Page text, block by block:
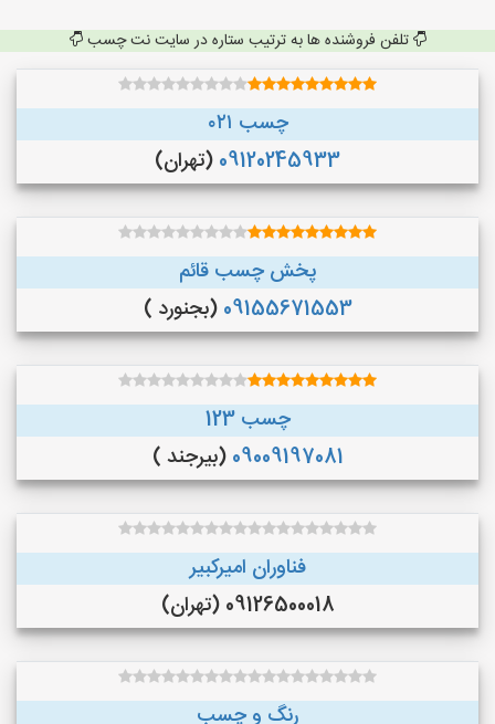
تلفن فروشنده ها به ترتیب ستاره در سایت نت چسب
چسب ۰۲۱
09120245933 (تهران)
پخش چسب قائم
09155671553 (بجنورد )
چسب 123
09009197081 (بیرجند )
فناوران امیرکبیر
09126500018 (تهران)
رنگ و چسب